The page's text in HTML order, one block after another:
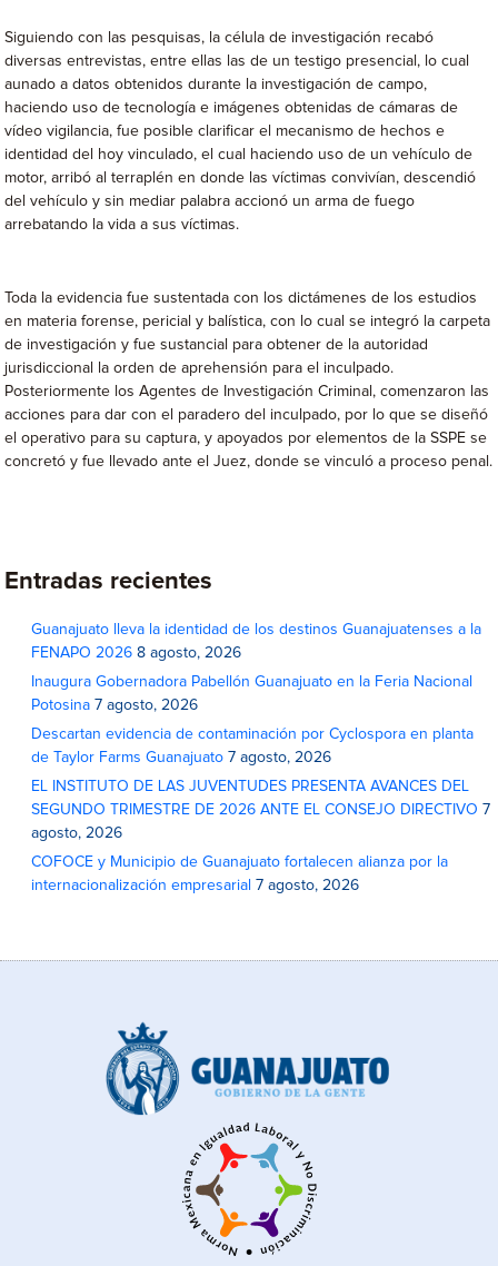
Siguiendo con las pesquisas, la célula de investigación recabó
diversas entrevistas, entre ellas las de un testigo presencial, lo cual
aunado a datos obtenidos durante la investigación de campo,
haciendo uso de tecnología e imágenes obtenidas de cámaras de
vídeo vigilancia, fue posible clarificar el mecanismo de hechos e
identidad del hoy vinculado, el cual haciendo uso de un vehículo de
motor, arribó al terraplén en donde las víctimas convivían, descendió
del vehículo y sin mediar palabra accionó un arma de fuego
arrebatando la vida a sus víctimas.
Toda la evidencia fue sustentada con los dictámenes de los estudios
en materia forense, pericial y balística, con lo cual se integró la carpeta
de investigación y fue sustancial para obtener de la autoridad
jurisdiccional la orden de aprehensión para el inculpado.
Posteriormente los Agentes de Investigación Criminal, comenzaron las
acciones para dar con el paradero del inculpado, por lo que se diseñó
el operativo para su captura, y apoyados por elementos de la SSPE se
concretó y fue llevado ante el Juez, donde se vinculó a proceso penal.
Entradas recientes
Guanajuato lleva la identidad de los destinos Guanajuatenses a la
FENAPO 2026 8 agosto, 2026
Inaugura Gobernadora Pabellón Guanajuato en la Feria Nacional
Potosina 7 agosto, 2026
Descartan evidencia de contaminación por Cyclospora en planta
de Taylor Farms Guanajuato 7 agosto, 2026
EL INSTITUTO DE LAS JUVENTUDES PRESENTA AVANCES DEL
SEGUNDO TRIMESTRE DE 2026 ANTE EL CONSEJO DIRECTIVO 7
agosto, 2026
COFOCE y Municipio de Guanajuato fortalecen alianza por la
internacionalización empresarial 7 agosto, 2026